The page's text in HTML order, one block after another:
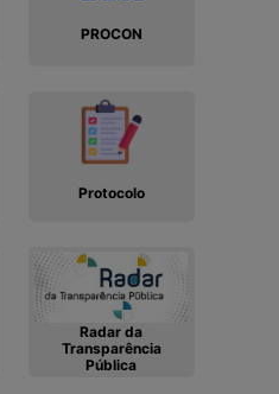
PROCON
Protocolo
Radar da
Transparência
Pública